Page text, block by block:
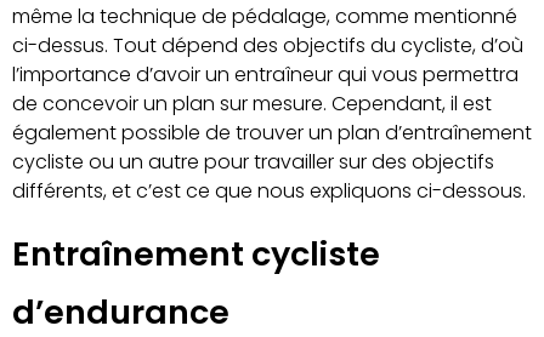
même la technique de pédalage, comme mentionné
ci-dessus. Tout dépend des objectifs du cycliste, d’où
l’importance d’avoir un entraîneur qui vous permettra
de concevoir un plan sur mesure. Cependant, il est
également possible de trouver un plan d’entraînement
cycliste ou un autre pour travailler sur des objectifs
différents, et c’est ce que nous expliquons ci-dessous.
Entraînement cycliste
d’endurance